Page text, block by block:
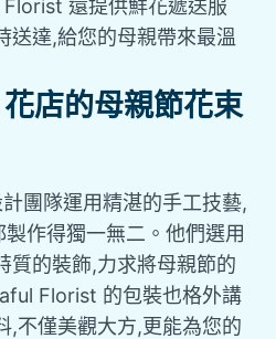
還提供鮮花遞送服
送達,給您的母親帶來最溫
店的母親節花束
團隊運用精湛的手工技藝,
作得獨一無二。他們選用
質的裝飾,力求將母親節的
Florist 的包裝也格外講
,不僅美觀大方,更能為您的